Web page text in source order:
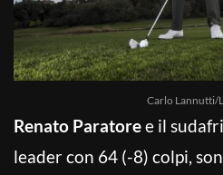
Carlo Lannutti/
Renato Paratoree il
leader con 64 (-8) colpi,